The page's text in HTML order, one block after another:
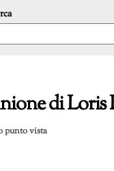
di Loris
punto vista